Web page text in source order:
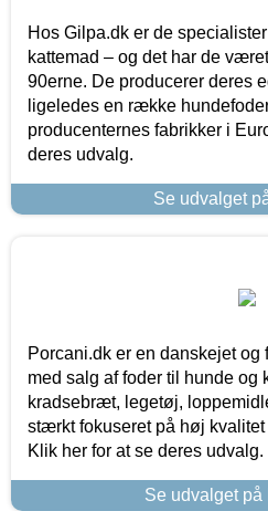
Hos Gilpa.dk er de
kattemad – og det har de
90erne. De producerer deres
ligeledes en række
producenternes fabrikker i
deres udvalg.
Se udvalget
Porcani.dk er en danskejet
med salg af foder til hunde og
kradsebræt, legetøj,
stærkt fokuseret på høj
Klik her for at se deres udvalg.
Se udvalget på